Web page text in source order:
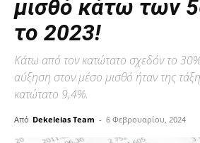
μισθό κάτω των
το 2023!
Κάτω από τον κατώτατο σχεδόν το
αύξηση στον μέσο μισθό ήταν της
κατώτατο 9,4%.
Από Dekeleias Team - 6 Φεβρουαρίου, 2024